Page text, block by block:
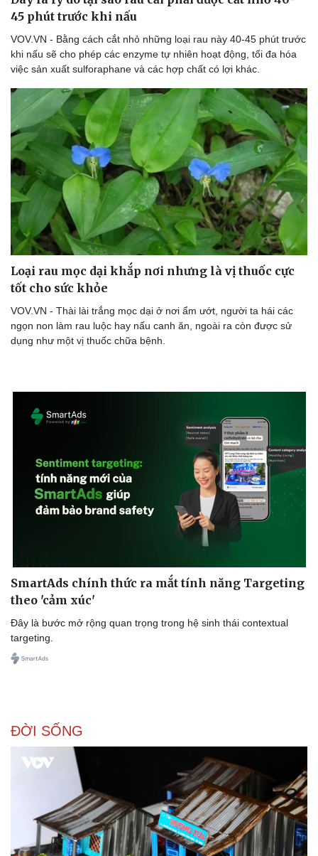
Dinh dưỡng - món ngon
Nam khoa
Làm đẹp - giảm cân
Phòng mạch online
Nhà đẹp
Blog
Tình yêu - Gia đình
45 phút trước khi nấu
VOV.VN - Bằng cách cắt nhỏ những loại rau này 40-45 phút trước
khi nấu sẽ cho phép các enzyme tự nhiên hoạt động, tối đa hóa
việc sản xuất sulforaphane và các hợp chất có lợi khác.
Loại rau mọc dại khắp nơi nhưng là vị thuốc cực
tốt cho sức khỏe
VOV.VN - Thài lài trắng mọc dại ở nơi ẩm ướt, người ta hái các
ngọn non làm rau luộc hay nấu canh ăn, ngoài ra còn được sử
dụng như một vị thuốc chữa bệnh.
SmartAds chính thức ra mắt tính năng Targeting
theo 'cảm xúc'
Đây là bước mở rộng quan trọng trong hệ sinh thái contextual
targeting.
ĐỜI SỐNG